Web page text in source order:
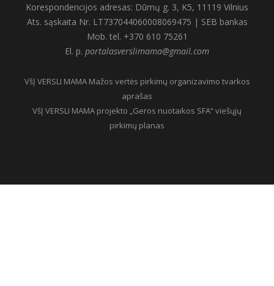
Korespondencijos adresas: Dūmų g. 3, K5, 11119 Vilnius
Ats. sąskaita Nr. LT737044060008069475 | SEB bankas
Mob. tel. +370 610 75261
El. p. portalasverslimama@gmail.com
VšĮ VERSLI MAMA Mažos vertės pirkimų organizavimo tvarkos
aprašas
VšĮ VERSLI MAMA projekto „Geros nuotaikos SFA“ viešųjų
pirkimų planas